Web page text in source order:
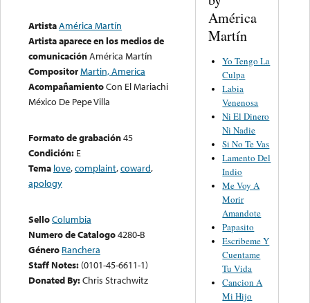
ArtistaAmérica Martín
Artista aparece en los medios de
comunicaciónAmérica Martín
CompositorMartin, America
AcompañamientoCon El Mariachi
México De Pepe Villa
Formato de grabación45
Condición: E
Tema love,complaint,coward,
apology
SelloColumbia
Numero de Catalogo4280-B
Género Ranchera
Staff Notes: (0101-45-6611-1)
Donated By:Chris Strachwitz
América
Martín
Yo Tengo La
Culpa
Labia
Venenosa
Ni El Dinero
Ni Nadie
Si No Te Vas
Lamento Del
Indio
Me Voy A
Morir
Amandote
Papasito
Escribeme Y
Cuentame
Tu Vida
Cancion A
Mi Hijo